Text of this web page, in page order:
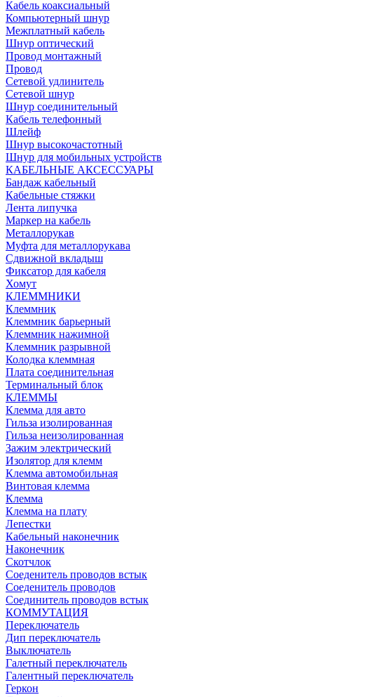
Кабель коаксиальный
Компьютерный шнур
Межплатный кабель
Шнур оптический
Провод монтажный
Провод
Сетевой удлинитель
Сетевой шнур
Шнур соединительный
Кабель телефонный
Шлейф
Шнур высокочастотный
Шнур для мобильных устройств
КАБЕЛЬНЫЕ АКСЕССУАРЫ
Бандаж кабельный
Кабельные стяжки
Лента липучка
Маркер на кабель
Металлорукав
Муфта для металлорукава
Сдвижной вкладыш
Фиксатор для кабеля
Хомут
КЛЕММНИКИ
Клеммник
Клеммник барьерный
Клеммник нажимной
Клеммник разрывной
Колодка клеммная
Плата соединительная
Терминальный блок
КЛЕММЫ
Клемма для авто
Гильза изолированная
Гильза неизолированная
Зажим электрический
Изолятор для клемм
Клемма автомобильная
Винтовая клемма
Клемма
Клемма на плату
Лепестки
Кабельный наконечник
Наконечник
Скотчлок
Соеденитель проводов встык
Соеденитель проводов
Соединитель проводов встык
КОММУТАЦИЯ
Переключатель
Дип переключатель
Выключатель
Галетный переключатель
Галентный переключатель
Геркон